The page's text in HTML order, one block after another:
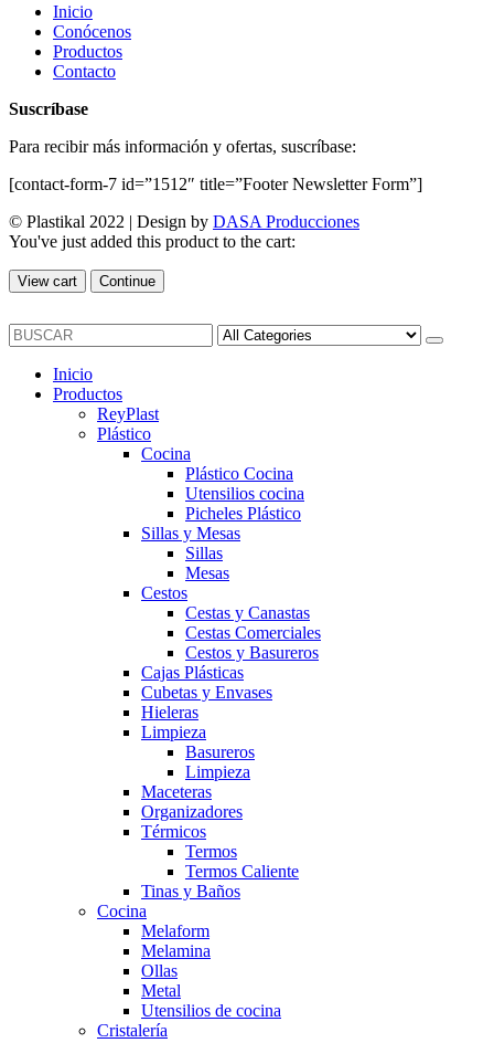
Inicio
Conócenos
Productos
Contacto
Suscríbase
Para recibir más información y ofertas, suscríbase:
[contact-form-7 id=”1512″ title=”Footer Newsletter Form”]
© Plastikal 2022 | Design by DASA Producciones
You've just added this product to the cart:
View cart Continue
Inicio
Productos
ReyPlast
Plástico
Cocina
Plástico Cocina
Utensilios cocina
Picheles Plástico
Sillas y Mesas
Sillas
Mesas
Cestos
Cestas y Canastas
Cestas Comerciales
Cestos y Basureros
Cajas Plásticas
Cubetas y Envases
Hieleras
Limpieza
Basureros
Limpieza
Maceteras
Organizadores
Térmicos
Termos
Termos Caliente
Tinas y Baños
Cocina
Melaform
Melamina
Ollas
Metal
Utensilios de cocina
Cristalería